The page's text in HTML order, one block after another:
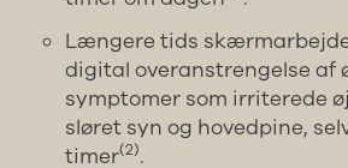
Længere tids
digital overanstrengelse af
symptomer som irriterede
sløret syn og hovedpine,
timer(2).